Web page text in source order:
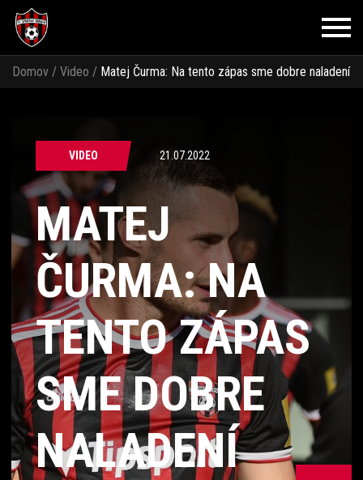
Domov / Video / Matej Čurma: Na tento zápas sme dobre naladení
VIDEO 21.07.2022
MATEJ
ČURMA: NA
TENTO ZÁPAS
SME DOBRE
NALADENÍ